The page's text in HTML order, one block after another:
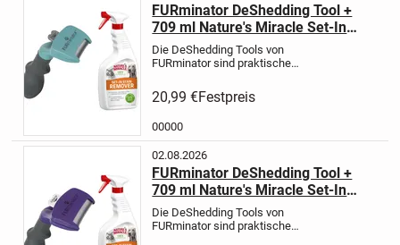
FURminator DeShedding Tool +
709 ml Nature's Miracle Set-In
Flecken- und Geruchsentferner
gratis! - Kleine Katze / Langhaar
Die DeShedding Tools von
FURminator sind praktische
Lieblings. Der Edelstahlkamm dringt
tief in das Deckfell ein und entfernt
das...
20,99 €Festpreis
00000
02.08.2026
FURminator DeShedding Tool +
709 ml Nature's Miracle Set-In
Flecken- und Geruchsentferner
gratis! - M/L Katze / Kurzhaar
Die DeShedding Tools von
FURminator sind praktische